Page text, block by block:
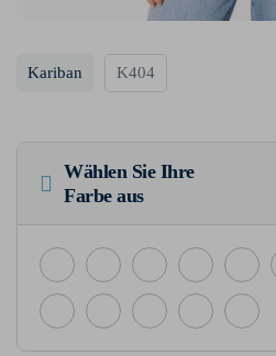
Kariban K404
Wählen Sie Ihre
Farbe aus